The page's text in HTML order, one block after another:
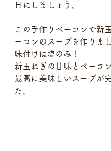
日にしましょう。
この手作りベーコンで新
ーコンのスープを作りまし
味付けは塩のみ！
新玉ねぎの甘味とベーコ
最高に美味しいスープが
た。